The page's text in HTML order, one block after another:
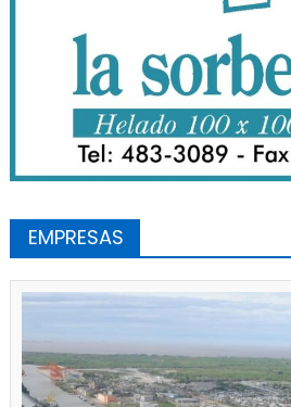
EMPRESAS